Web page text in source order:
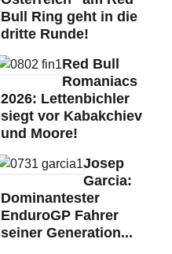
Bull Ring geht in die
dritte Runde!
Red Bull
Romaniacs
2026: Lettenbichler
siegt vor Kabakchiev
und Moore!
Josep
Garcia:
Dominantester
EnduroGP Fahrer
seiner Generation...